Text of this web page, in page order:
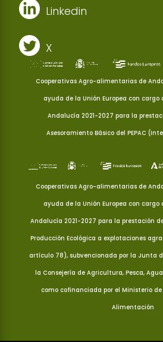
Linkedin
X
Cooperativas Agro-alimentarias de
ayuda de la Unión Europea con cargo
Andalucía 2021-2027 para la
Asesoramiento Básico del PEPAC
Cooperativas Agro-alimentarias de
ayuda de la Unión Europea con cargo
Andalucía 2021-2027 para la prestación
Producción Ecológica a explotaciones
artículo 78), subvencionada por la Junta
la Consejería de Agricultura, Pesca,
como cofinanciada por el Ministerio
Alimentación